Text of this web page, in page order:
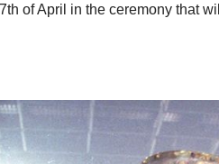
of April in the ceremony that